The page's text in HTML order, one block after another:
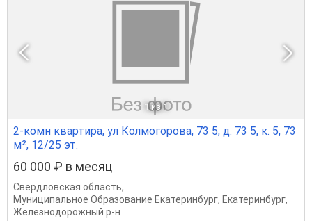
1 из 1
2-комн квартира, ул Колмогорова, 73 5, д. 73 5, к. 5, 73
м², 12/25 эт.
60 000 ₽ в месяц
Свердловская область,
Муниципальное Образование Екатеринбург, Екатеринбург,
Железнодорожный р-н